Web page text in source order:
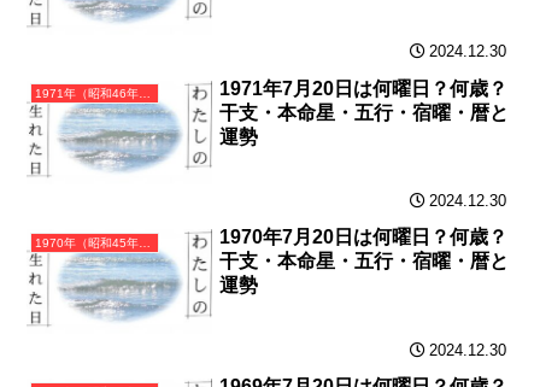
2024.12.30
1971年（昭和46年）辛亥（かのとい）・亥年（いのしし年）カレンダー（月曜はじまり）
1971年7月20日は何曜日？何歳？
干支・本命星・五行・宿曜・暦と
運勢
2024.12.30
1970年（昭和45年）庚戌（かのえいぬ）・戌年（いぬ年）カレンダー（月曜はじまり）
1970年7月20日は何曜日？何歳？
干支・本命星・五行・宿曜・暦と
運勢
2024.12.30